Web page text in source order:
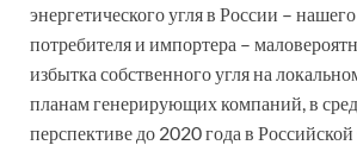
энергетического угля в России –
потребителя и импортера –
избытка собственного угля на
планам генерирующих компаний, в
перспективе до 2020 года в